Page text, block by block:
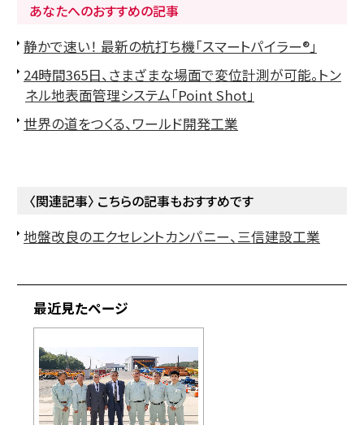
あなたへのおすすめの記事
静かで速い！ 最新の杭打ち機「スマートパイラー®」
24時間365日、さまざまな場面で変位計測が可能。トン
ネル地表面管理システム「Point Shot」
世界の道をつくる、ワールド開発工業
〈関連記事〉 こちらの記事もおすすめです
地盤改良のエクセレントカンパニー、三信建設工業
最近見たページ